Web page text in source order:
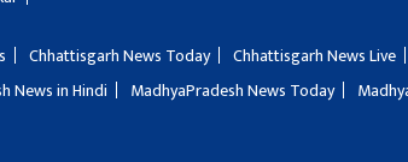
Chhattisgarh News Today Chhattisgarh News Live
News in Hindi MadhyaPradesh News Today